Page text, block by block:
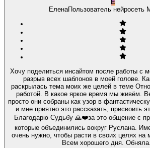
Е
ЕленаПользователь нейросеть
Хочу поделиться инсайтом после работы с
разрыв всех шаблонов в моей голове.
раскрылась тема моих же целей в теме
работой. В какое яркое время мы живём.
просто они собраны как узор в
и мне приятно это рассказать, присвоить
Благодарю Судьбу 🙏❤️за это общение с
которые объединились вокруг Руслана.
очень нужно, чтобы расти в своих целях
Всем хорошего дня.